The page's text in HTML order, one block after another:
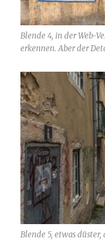
Blende 4, in der Web-
erkennen. Aber der
Blende 5, etwas